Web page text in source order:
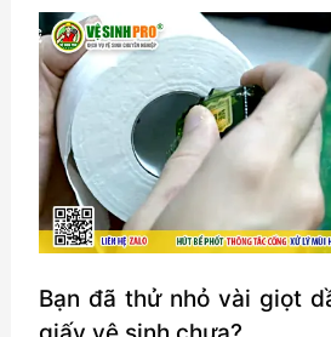
vệ
sinh
tưởng
chừng
vô
hại
nhưng
lại
dễ
gây
Bạn đã thử nhỏ vài giọt